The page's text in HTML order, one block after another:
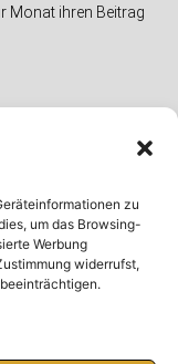
zu
um das Browsing-
Werbung
widerrufst,
Monat ihren Beitrag
Rechtliches
Rechtliche Hinweise
Impressum
Datenschutzerklärung